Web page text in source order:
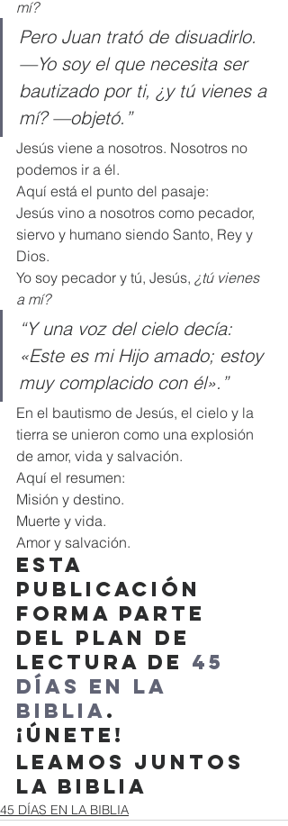
mí?
Pero Juan trató de disuadirlo.
—Yo soy el que necesita ser
bautizado por ti, ¿y tú vienes a
mí? —objetó.”
Jesús viene a nosotros. Nosotros no
podemos ir a él.
Aquí está el punto del pasaje:
Jesús vino a nosotros como pecador,
siervo y humano siendo Santo, Rey y
Dios.
Yo soy pecador y tú, Jesús, ¿tú vienes
a mí?
“Y una voz del cielo decía:
«Este es mi Hijo amado; estoy
muy complacido con él».”
En el bautismo de Jesús, el cielo y la
tierra se unieron como una explosión
de amor, vida y salvación.
Aquí el resumen:
Misión y destino.
Muerte y vida.
Amor y salvación.
Esta
publicación
forma parte
del plan de
lectura de 45
días en la
Biblia.
¡Únete!
Leamos Juntos
la Biblia
45 DÍAS EN LA BIBLIA